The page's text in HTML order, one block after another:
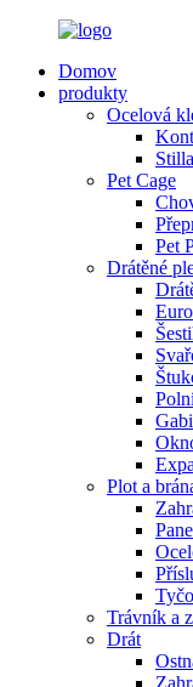
Domov
produkty
Ocelová
Pet Cage
Pet
Drátěné
Plot a
Trávník a
Drát